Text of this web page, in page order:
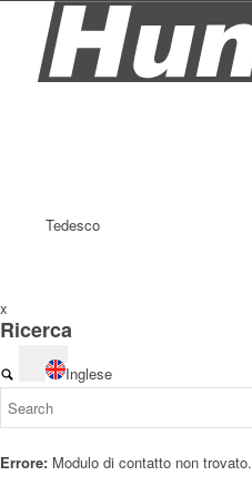
Tedesco
Inglese
x
Ricerca
Errore: Modulo di contatto non trovato.